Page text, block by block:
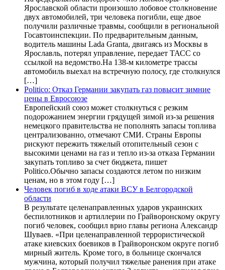
Ярославской области произошло лобовое столкновение
двух автомобилей, три человека погибли, еще двое
получили различные травмы, сообщили в региональной
Госавтоинспекции. По предварительным данным,
водитель машины Lada Granta, двигаясь из Москвы в
Ярославль, потерял управление, передает ТАСС со
ссылкой на ведомство.На 138-м километре трассы
автомобиль выехал на встречную полосу, где столкнулся
[…]
Politico: Отказ Германии закупать газ повысит зимние
цены в Евросоюзе
Европейский союз может столкнуться с резким
подорожанием энергии грядущей зимой из-за решения
немецкого правительства не пополнять запасы топлива
централизованно, отмечают СМИ. Страны Европы
рискуют пережить тяжелый отопительный сезон с
высокими ценами на газ и тепло из-за отказа Германии
закупать топливо за счет бюджета, пишет
Politico.Обычно запасы создаются летом по низким
ценам, но в этом году […]
Человек погиб в ходе атаки ВСУ в Белгородской
области
В результате целенаправленных ударов украинских
беспилотников и артиллерии по Грайворонскому округу
погиб человек, сообщил врио главы региона Александр
Шуваев. «При целенаправленной террористической
атаке киевских боевиков в Грайворонском округе погиб
мирный житель. Кроме того, в больнице скончался
мужчина, который получил тяжелые ранения при атаке